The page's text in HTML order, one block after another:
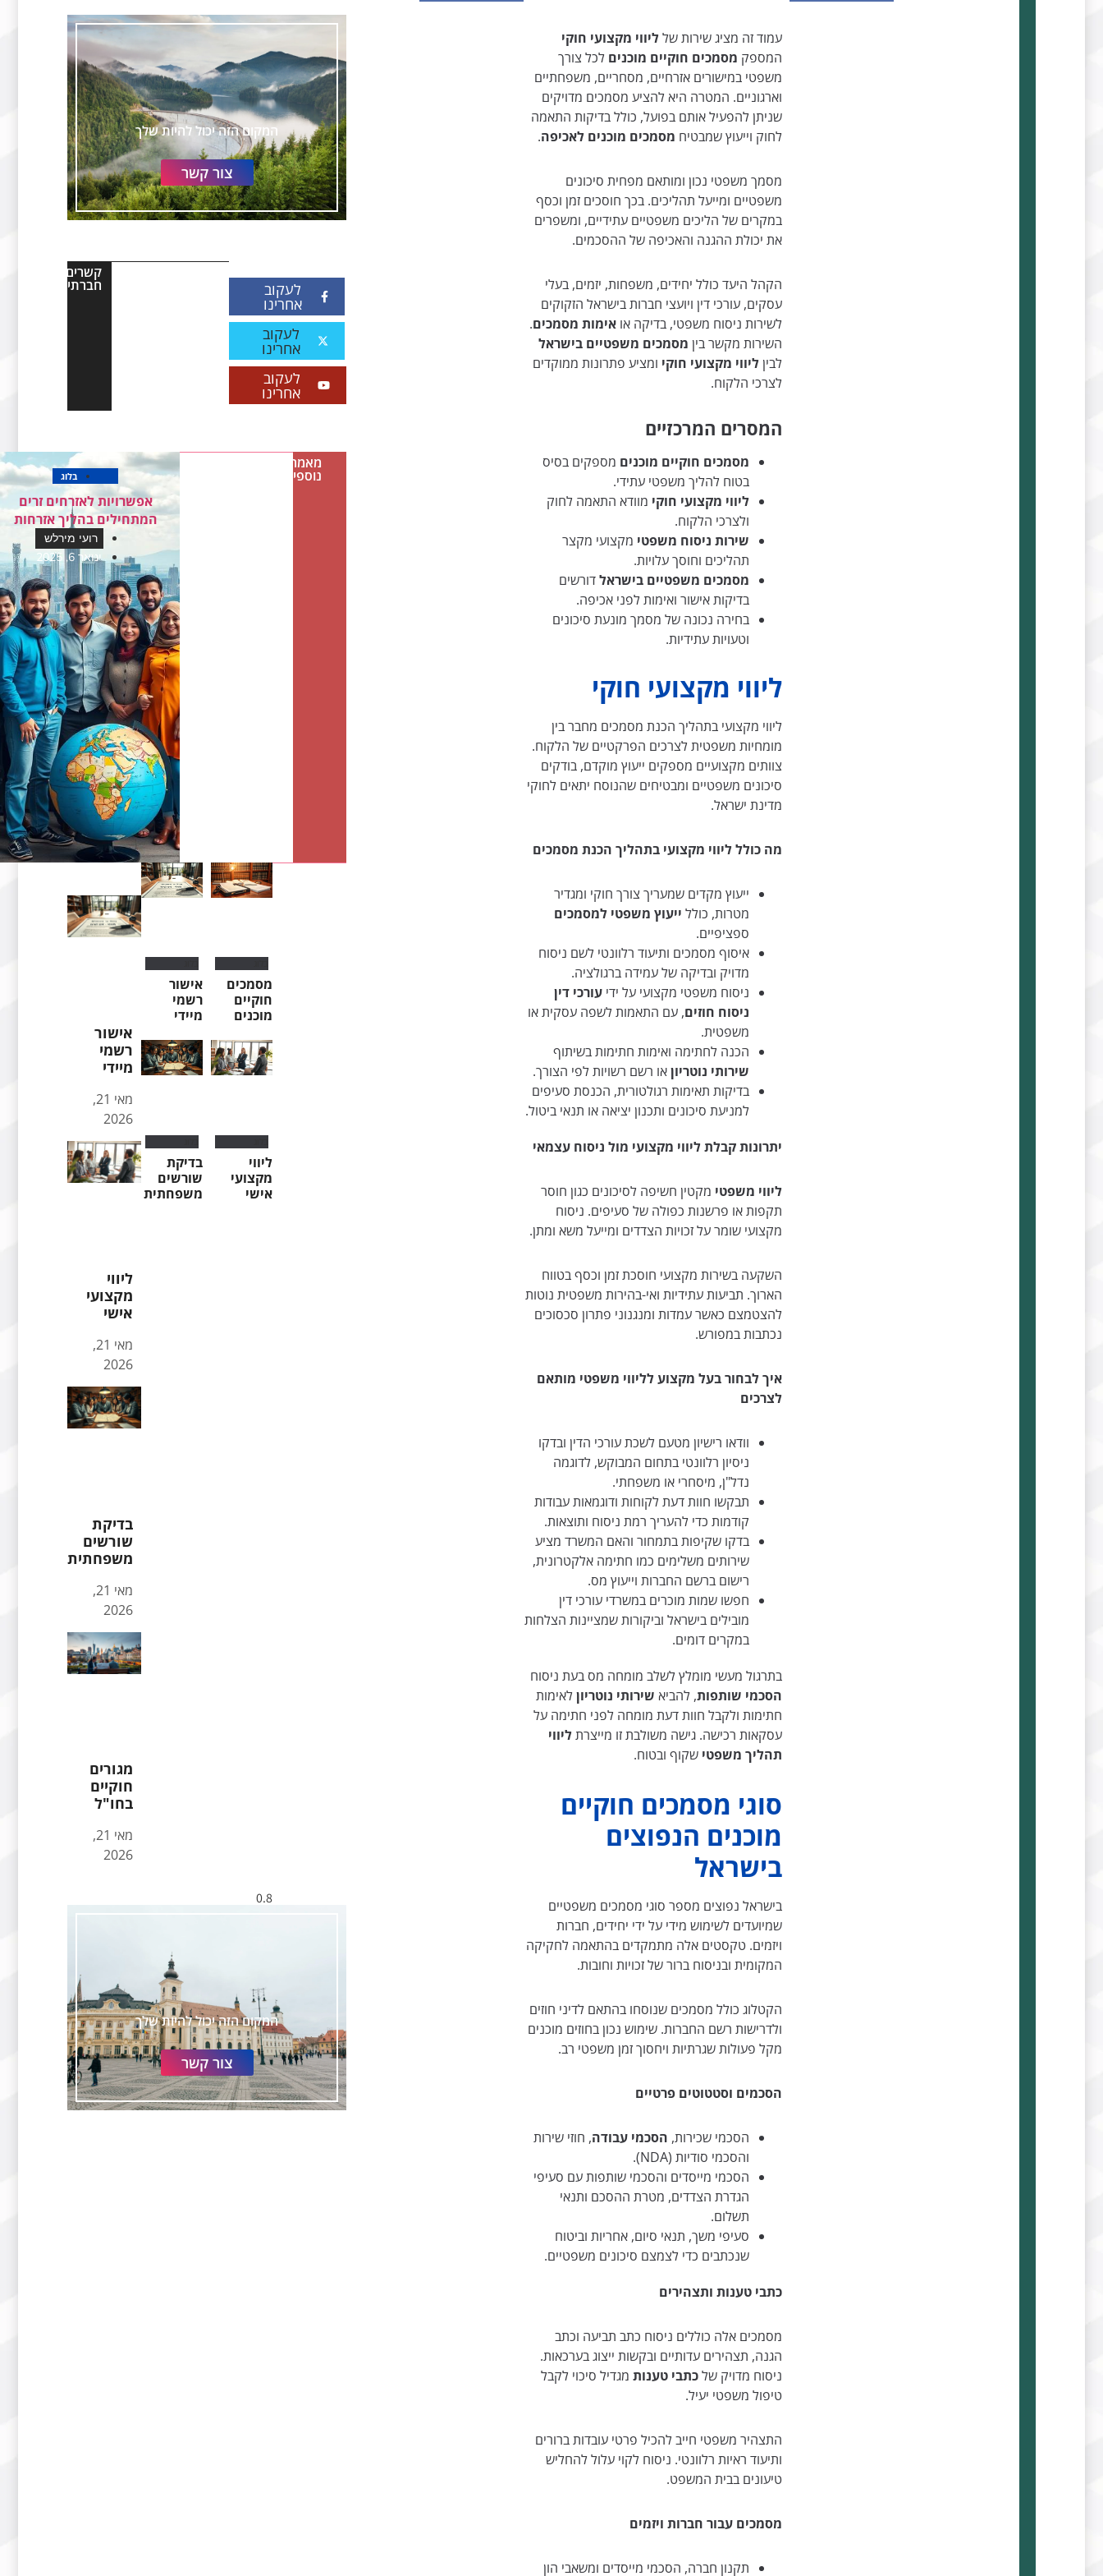
עמוד זה מציג שירות שלליווי מקצועי חוקי
המספק מסמכים חוקיים מוכנים לכל צורך
משפטי במישורים אזרחיים, מסחריים, משפחתיים
וארגוניים. המטרה היא להציע מסמכים מדויקים
שניתן להפעיל אותם בפועל, כולל בדיקות התאמה
לחוק וייעוץ שמבטיח מסמכים מוכנים לאכיפה.
מסמך משפטי נכון ומותאם מפחית סיכונים
משפטיים ומייעל תהליכים. בכך חוסכים זמן וכסף
במקרים של הליכים משפטיים עתידיים, ומשפרים
את יכולת ההגנה והאכיפה של ההסכמים.
הקהל היעד כולל יחידים, משפחות, יזמים, בעלי
עסקים, עורכי דין ויועצי חברות בישראל הזקוקים
לשירות ניסוח משפטי, בדיקה או אימות מסמכים.
השירות מקשר בין מסמכים משפטיים בישראל
לבין ליווי מקצועי חוקי ומציע פתרונות ממוקדים
לצרכי הלקוח.
המסרים המרכזיים
מסמכים חוקיים מוכנים מספקים בסיס
בטוח להליך משפטי עתידי.
ליווי מקצועי חוקי מוודא התאמה לחוק
ולצרכי הלקוח.
שירות ניסוח משפטי מקצועי מקצר
תהליכים וחוסך עלויות.
מסמכים משפטיים בישראלדורשים
בדיקות אישור ואימות לפני אכיפה.
בחירה נכונה של מסמך מונעת סיכונים
וטעויות עתידיות.
ליווי מקצועי חוקי
ליווי מקצועי בתהליך הכנת מסמכים מחבר בין
מומחיות משפטית לצרכים הפרקטיים של הלקוח.
צוותים מקצועיים מספקים ייעוץ מוקדם, בודקים
סיכונים משפטיים ומבטיחים שהנוסח יתאים לחוקי
מדינת ישראל.
מה כולל ליווי מקצועי בתהליך הכנת מסמכים
ייעוץ מקדים שמעריך צורך חוקי ומגדיר
מטרות, כולל ייעוץ משפטי למסמכים
ספציפיים.
איסוף מסמכים ותיעוד רלוונטי לשם ניסוח
מדויק ובדיקה של עמידה ברגולציה.
ניסוח משפטי מקצועי על ידי עורכי דין
ניסוח חוזים, עם התאמות לשפה עסקית או
משפטית.
הכנה לחתימה ואימות חתימות בשיתוף
שירותי נוטריוןאו רשם רשויות לפי הצורך.
בדיקות תאימות רגולטורית, הכנסת סעיפים
למניעת סיכונים ותכנון יציאה או תנאי ביטול.
יתרונות קבלת ליווי מקצועי מול ניסוח עצמאי
ליווי משפטי מקטין חשיפה לסיכונים כגון חוסר
תקפות או פרשנות כפולה של סעיפים. ניסוח
מקצועי שומר על זכויות הצדדים ומייעל משא ומתן.
השקעה בשירות מקצועי חוסכת זמן וכסף בטווח
הארוך. תביעות עתידיות ואי-בהירות משפטית נוטות
להצטמצם כאשר עמדות ומנגנוני פתרון סכסוכים
נכתבות במפורש.
איך לבחור בעל מקצוע לליווי משפטי מותאם
לצרכים
וודאו רישיון מטעם לשכת עורכי הדין ובדקו
ניסיון רלוונטי בתחום המבוקש, לדוגמה
נדל"ן, מיסחרי או משפחתי.
תבקשו חוות דעת לקוחות ודוגמאות עבודות
קודמות כדי להעריך רמת ניסוח ותוצאות.
בדקו שקיפות בתמחור והאם המשרד מציע
שירותים משלימים כמו חתימה אלקטרונית,
רישום ברשם החברות וייעוץ מס.
חפשו שמות מוכרים במשרדי עורכי דין
מובילים בישראל וביקורות שמציינות הצלחות
במקרים דומים.
בתרגול מעשי מומלץ לשלב מומחה מס בעת ניסוח
הסכמי שותפות, להביא שירותי נוטריוןלאימות
חתימות ולקבל חוות דעת מומחה לפני חתימה על
עסקאות רכישה. גישה משולבת זו מייצרתליווי
תהליך משפטי שקוף ובטוח.
סוגי מסמכים חוקיים
מוכנים הנפוצים
בישראל
בישראל נפוצים מספר סוגי מסמכים משפטיים
שמיועדים לשימוש מידי על ידי יחידים, חברות
ויזמים. טקסטים אלה מתמקדים בהתאמה לחקיקה
המקומית ובניסוח ברור של זכויות וחובות.
הקטלוג כולל מסמכים שנוסחו בהתאם לדיני חוזים
ולדרישות רשם החברות. שימוש נכון בחוזים מוכנים
מקל פעולות שגרתיות ויחסוך זמן משפטי רב.
הסכמים וסטטוטים פרטיים
הסכמי שכירות, הסכמי עבודה, חוזי שירות
והסכמי סודיות (NDA).
הסכמי מייסדים והסכמי שותפות עם סעיפי
הגדרת הצדדים, מטרת ההסכם ותנאי
תשלום.
סעיפי משך, תנאי סיום, אחריות וביטוח
שנכתבים כדי לצמצם סיכונים משפטיים.
כתבי טענות ותצהירים
מסמכים אלה כוללים ניסוח כתב תביעה וכתב
הגנה, תצהירים עדותיים ובקשות ייצוג בערכאות.
ניסוח מדויק שלכתבי טענותמגדיל סיכוי לקבל
טיפול משפטי יעיל.
התצהיר משפטי חייב להכיל פרטי עובדות ברורים
ותיעוד ראיות רלוונטי. ניסוח לקוי עלול להחליש
טיעונים בבית המשפט.
מסמכים עבור חברות ויזמים
תקנון חברה, הסכמי מייסדים ומשאבי הון
המקום הזה יכול להיות שלך
צור קשר
קשרים
חברתיים לעקוב
אחרינו
לעקוב
אחרינו
לעקוב
אחרינו
מאמרים
נוספים בלוג
אפשרויות לאזרחים זרים
המתחילים בהליך אזרחות
רועי מירלש
ינואר 6, 2025
מסמכים
חוקיים
מוכנים
אישור
רשמי
מיידי
ליווי
מקצועי
אישי
בדיקת
שורשים
משפחתית
אישור
רשמי
מיידי
מאי 21,
2026
ליווי
מקצועי
אישי
מאי 21,
2026
בדיקת
שורשים
משפחתית
מאי 21,
2026
מגורים
חוקיים
בחו"ל
מאי 21,
2026
המקום הזה יכול להיות שלך
צור קשר